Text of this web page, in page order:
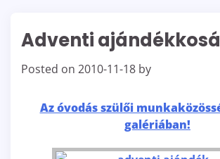
Adventi
Posted on 2010-11-18 by
Az óvodás szülői
galériában!